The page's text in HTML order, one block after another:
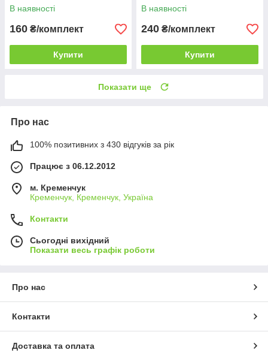
В наявності
160 ₴/комплект
Купити
В наявності
240 ₴/комплект
Купити
Показати ще
Про нас
100% позитивних з 430 відгуків за рік
Працює з 06.12.2012
м. Кременчук
Кременчук, Кременчук, Україна
Контакти
Сьогодні вихідний
Показати весь графік роботи
Про нас
Контакти
Доставка та оплата